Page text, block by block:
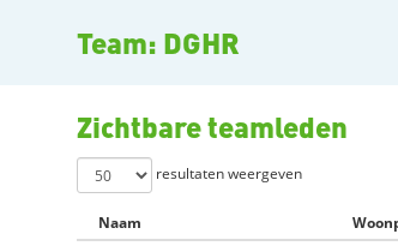
Team: DGHR
Zichtbare teamleden
resultaten weergeven
Naam